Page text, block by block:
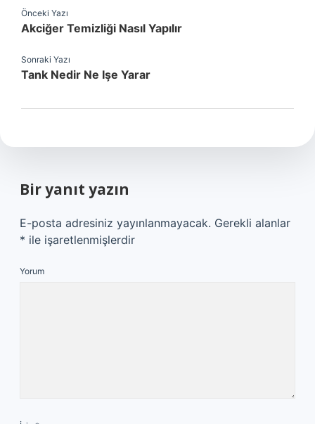
Önceki Yazı
Akciğer Temizliği Nasıl Yapılır
Sonraki Yazı
Tank Nedir Ne Işe Yarar
Bir yanıt yazın
E-posta adresiniz yayınlanmayacak. Gerekli alanlar
* ile işaretlenmişlerdir
Yorum